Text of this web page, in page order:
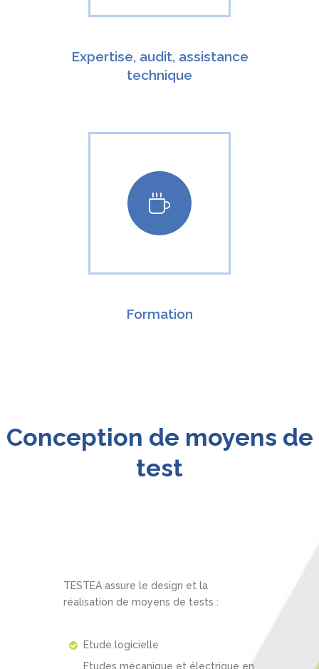
Expertise, audit, assistance
technique
Formation
Conception de moyens de
test
TESTEA assure le design et la
réalisation de moyens de tests :
Etude logicielle
Etudes mécanique et électrique en